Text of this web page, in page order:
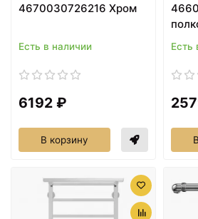
4670030726216 Хром
Есть в наличии
6192 ₽
В корзину
Есть